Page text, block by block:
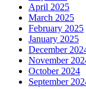
April 2025
March 2025
February 2025
January 2025
December
November
October 2024
September